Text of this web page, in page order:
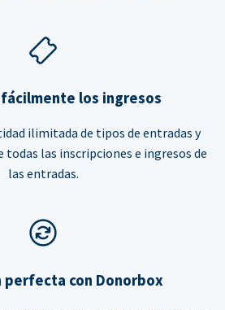
los ingresos
ilimitada de tipos de entradas y
las inscripciones e ingresos de
las entradas.
perfecta con Donorbox